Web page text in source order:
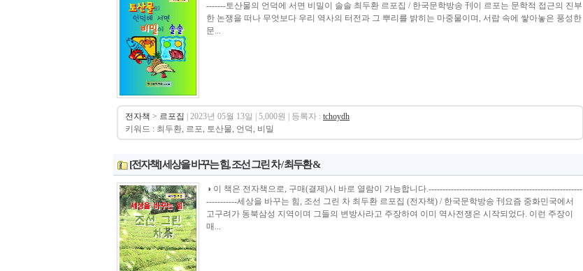
-------토산물의 언덕에 서면 비밀이 솔솔 최두환 르포집 / 한국문학방송 刊이 르포는 문학적 접근의 진부
한 논쟁을 떠나 무엇보다 우리 역사의 터전과 그 뿌리를 밝히는 마중물이며, 서랍 속에 쌓아놓은 풍성한
문...
전자책 > 르포집 | 2023년 05월 13일 | 5,000원 | 등록자 : tchoydh
키워드 : 최두환, 르포, 토산물, 언덕, 비밀
[전자책] 세상을 바꾸는 힘, 조선 그린 차 / 최두환 &
◑ 이 책은 전자책으로, 구매(결제)시 바로 열람이 가능합니다.-------------------------------------------------------
-----------세상을 바꾸는 힘, 조선 그린 차 최두환 르포집 (전자책) / 한국문학방송 刊요즘 중화민국에서
고구려가 동북삼성 지역이며 그들의 변방사라고 주장하여 이미 역사전쟁은 시작되었다. 이런 주장이
매...